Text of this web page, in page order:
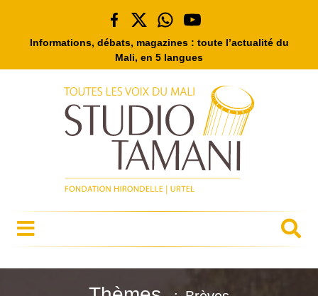
Informations, débats, magazines : toute l’actualité du
Mali, en 5 langues